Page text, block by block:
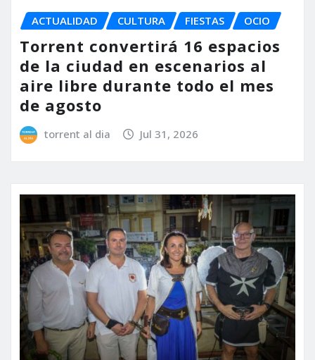
ACTUALIDAD CULTURA FIESTAS OCIO
Torrent convertirá 16 espacios
de la ciudad en escenarios al
aire libre durante todo el mes
de agosto
torrent al dia Jul 31, 2026